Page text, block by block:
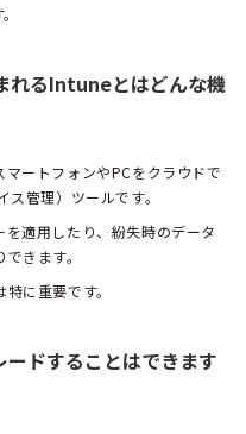
るIntuneとはどんな機
ートフォンやPCをクラウドで
管理）ツールです。
適用したり、紛失時のデータ
きます。
に重要です。
ドすることはできます